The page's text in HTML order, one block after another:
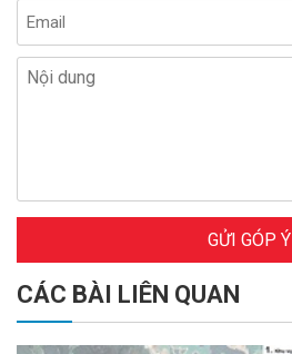
GỬI GÓP Ý
CÁC BÀI LIÊN QUAN